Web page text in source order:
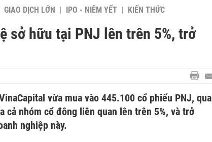
GIAO DỊCH LỚN IPO - NIÊM YẾT KIẾN THỨC
sở hữu tại PNJ lên trên 5%, trở
vừa mua vào 445.100 cổ phiếu PNJ, qua
cả nhóm cổ đông liên quan lên trên 5%, và trở
nghiệp này.